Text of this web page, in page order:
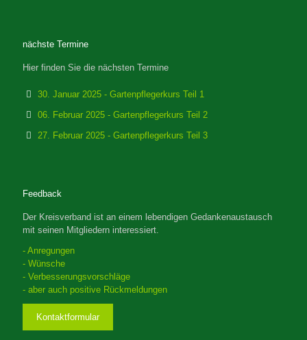
nächste Termine
Hier finden Sie die nächsten Termine
30. Januar 2025 - Gartenpflegerkurs Teil 1
06. Februar 2025 - Gartenpflegerkurs Teil 2
27. Februar 2025 - Gartenpflegerkurs Teil 3
Feedback
Der Kreisverband ist an einem lebendigen Gedankenaustausch
mit seinen Mitgliedern interessiert.
- Anregungen
- Wünsche
- Verbesserungsvorschläge
- aber auch positive Rückmeldungen
Kontaktformular